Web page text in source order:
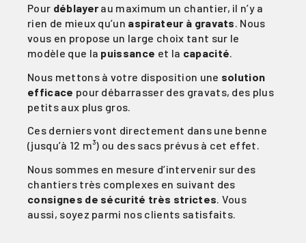
Pour déblayer au maximum un chantier, il n’y a
rien de mieux qu’un aspirateur à gravats . Nous
vous en propose un large choix tant sur le
modèle que la puissance et la capacité
Nous mettons à votre disposition une solution
efficace pour débarrasser des gravats, des plus
petits aux plus gros.
Ces derniers vont directement dans une benne
(jusqu’à 12 m³) ou des sacs prévus à cet effet.
Nous sommes en mesure d’intervenir sur des
chantiers très complexes en suivant des
consignes de sécurité très strictes. Vous
aussi, soyez parmi nos clients satisfaits.